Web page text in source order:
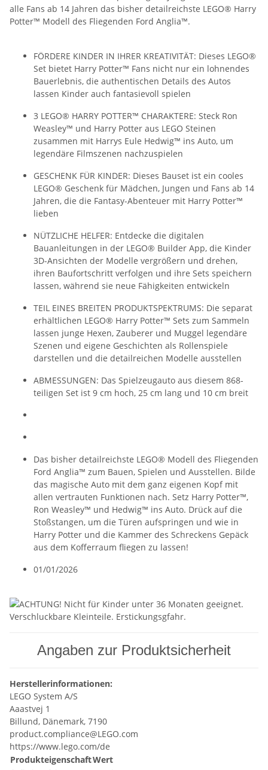
alle Fans ab 14 Jahren das bisher detailreichste LEGO® Harry
Potter™ Modell des Fliegenden Ford Anglia™.
FÖRDERE KINDER IN IHRER KREATIVITÄT: Dieses LEGO®
Set bietet Harry Potter™ Fans nicht nur ein lohnendes
Bauerlebnis, die authentischen Details des Autos
lassen Kinder auch fantasievoll spielen
3 LEGO® HARRY POTTER™ CHARAKTERE: Steck Ron
Weasley™ und Harry Potter aus LEGO Steinen
zusammen mit Harrys Eule Hedwig™ ins Auto, um
legendäre Filmszenen nachzuspielen
GESCHENK FÜR KINDER: Dieses Bauset ist ein cooles
LEGO® Geschenk für Mädchen, Jungen und Fans ab 14
Jahren, die die Fantasy-Abenteuer mit Harry Potter™
lieben
NÜTZLICHE HELFER: Entdecke die digitalen
Bauanleitungen in der LEGO® Builder App, die Kinder
3D-Ansichten der Modelle vergrößern und drehen,
ihren Baufortschritt verfolgen und ihre Sets speichern
lassen, während sie neue Fähigkeiten entwickeln
TEIL EINES BREITEN PRODUKTSPEKTRUMS: Die separat
erhältlichen LEGO® Harry Potter™ Sets zum Sammeln
lassen junge Hexen, Zauberer und Muggel legendäre
Szenen und eigene Geschichten als Rollenspiele
darstellen und die detailreichen Modelle ausstellen
ABMESSUNGEN: Das Spielzeugauto aus diesem 868-
teiligen Set ist 9 cm hoch, 25 cm lang und 10 cm breit
Das bisher detailreichste LEGO® Modell des Fliegenden
Ford Anglia™ zum Bauen, Spielen und Ausstellen. Bilde
das magische Auto mit dem ganz eigenen Kopf mit
allen vertrauten Funktionen nach. Setz Harry Potter™,
Ron Weasley™ und Hedwig™ ins Auto. Drück auf die
Stoßstangen, um die Türen aufspringen und wie in
Harry Potter und die Kammer des Schreckens Gepäck
aus dem Kofferraum fliegen zu lassen!
01/01/2026
Angaben zur Produktsicherheit
Herstellerinformationen:
LEGO System A/S
Aaastvej 1
Billund, Dänemark, 7190
product.compliance@LEGO.com
https://www.lego.com/de
ProdukteigenschaftWert